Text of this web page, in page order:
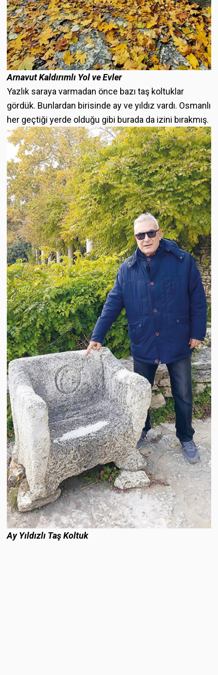
Arnavut Kaldırımlı Yol ve Evler
Yazlık saraya varmadan önce bazı taş koltuklar
gördük. Bunlardan birisinde ay ve yıldız vardı. Osmanlı
her geçtiği yerde olduğu gibi burada da izini bırakmış.
Ay Yıldızlı Taş Koltuk